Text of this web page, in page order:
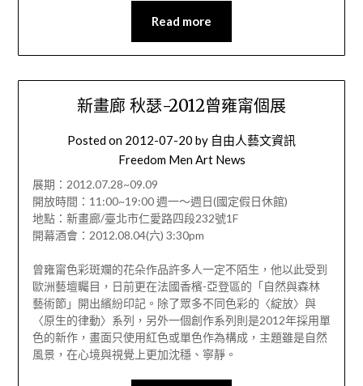
Read more
新畫廊 秋瑟-2012曾雍甯個展
Posted on 2012-07-20 by 自由人藝文資訊
Freedom Men Art News
展期：2012.07.28~09.09
開放時間：11:00~19:00 週一～週日(國定假日休館)
地點：新畫廊/臺北市仁愛路四段232號1F
開幕酒會：2012.08.04(六) 3:30pm
曾雍甯色彩斑斕的花朵作品許多人一定不陌生，他以此受到
歐洲藝壇矚目，日前更在法國香檳-亞登區的「自然與森林
藝術節」開出繽紛印記。除了眾多不同色彩的〈綻放〉與
〈原生的律動〉系列，另外一個創作系列則是2012年採用單
色的新作，畫面只使用紅色或單色作為構成，主題雖是自然
風景，在心境與視覺上更加沈穩、寧靜。